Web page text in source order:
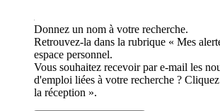
Donnez un nom à votre recherche.
Retrouvez-la dans la rubrique « Mes
espace personnel.
Vous souhaitez recevoir par e-mail les
d'emploi liées à votre recherche ?
la réception ».